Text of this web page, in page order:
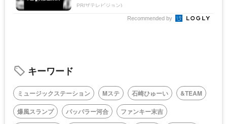
PR(ザテレビジョン)
Recommended by
キーワード
ミュージックステーション Mステ 石崎ひゅーい
&TEAM
爆風スランプ
パッパラー河合
ファンキー末吉